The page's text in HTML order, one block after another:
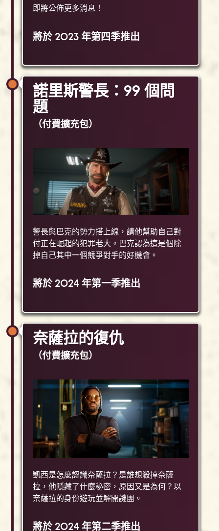
即將公佈更多消息！
將於 2023 年第四季推出
諾里斯警長：99 個問
題
（付費擴充包）
警長與巴克的勢力搭上線，請他幫助自己對
付正在崛起的犯罪老大。巴克認為這是個除
掉自己其中一個競爭對手的好機會。
將於 2024 年第一季推出
奈薩拉的復仇
（付費擴充包）
凱西是怎麼認識奈薩拉？是誰想殺掉奈薩
拉，他隱藏了什麼秘密，原因又是為何？以
奈薩拉的身份遊玩並解開謎團。
將於 2024 年第二季推出